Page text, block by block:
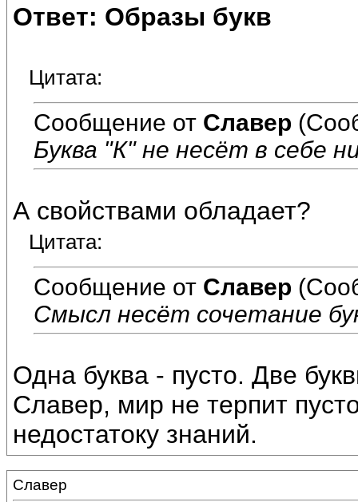
Ответ: Образы букв
Цитата:
Сообщение от Славер
Буква "К" не несёт в себе
А свойствами обладает?
Цитата:
Сообщение от Славер
Смысл несёт сочетание
Одна буква - пусто. Две
Славер, мир не терпит
недостатоку знаний.
Славер